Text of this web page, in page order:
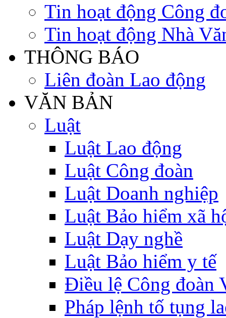
Tin hoạt động Công
Tin hoạt động Nhà
THÔNG BÁO
Liên đoàn Lao động
VĂN BẢN
Luật
Luật Lao động
Luật Công đoàn
Luật Doanh nghiệp
Luật Bảo hiểm xã
Luật Dạy nghề
Luật Bảo hiểm y tế
Điều lệ Công đoàn
Pháp lệnh tố tụng